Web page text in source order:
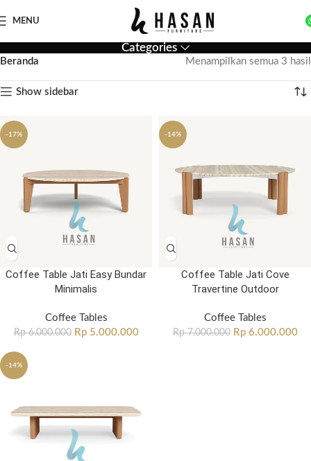
MENU
Categories
Beranda Menampilkan semua 3 hasil
Show sidebar
-17%
Coffee Table Jati Easy Bundar
Minimalis
Coffee Tables
Rp6.000.000 Rp5.000.000
-14%
Coffee Table Jati Cove
Travertine Outdoor
Coffee Tables
Rp7.000.000 Rp6.000.000
-14%